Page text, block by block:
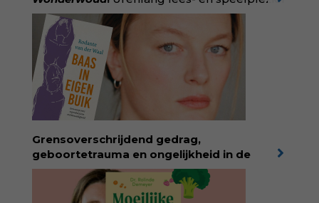
voor dromers, doeners en denkers.
Wonderwoud is het ambachtelijk gemaakte
antwoord op alle snelle gooimaarweg-
boekjes en hapsnap-filmpjes. Het mooiste
kindertijdschrift van Nederland; met liefde en
kunde voor taal, beeld en tekeningen die
spat van elke pagina. Dat vóel je. Dat voelt je
kind. Abonneer via
wonderwoud.nl/abonneren**
korting met code:
KIIND10
Grensoverschrijdend gedrag,
geboortetrauma en ongelijkheid in de
geboortezorg:in Baas in eigen buik verbindt
filosoof en vroedvrouw Rodante van der Waal
persoonlijke ervaringen aan structureel